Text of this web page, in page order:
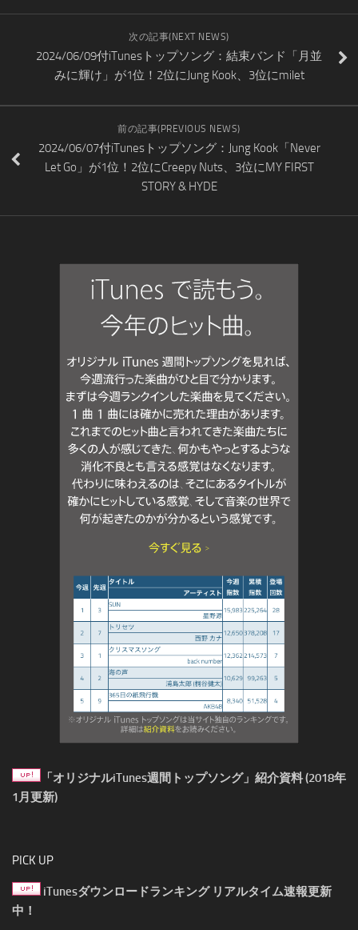
次の記事(NEXT NEWS)
2024/06/09付iTunesトップソング：結束バンド「月並
みに輝け」が1位！2位にJung Kook、3位にmilet
前の記事(PREVIOUS NEWS)
2024/06/07付iTunesトップソング：Jung Kook「Never
Let Go」が1位！2位にCreepy Nuts、3位にMY FIRST
STORY & HYDE
「オリジナルiTunes週間トップソング」紹介資料 (2018年
1月更新)
PICK UP
iTunesダウンロードランキング リアルタイム速報更新
中！